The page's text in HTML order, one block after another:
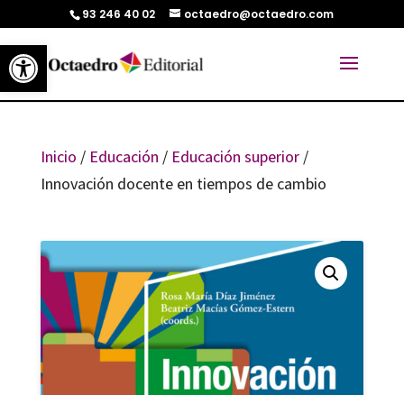
Abrir barra de herramientas
93 246 40 02 octaedro@octaedro.com
Inicio / Educación / Educación superior/
Innovación docente en tiempos de cambio